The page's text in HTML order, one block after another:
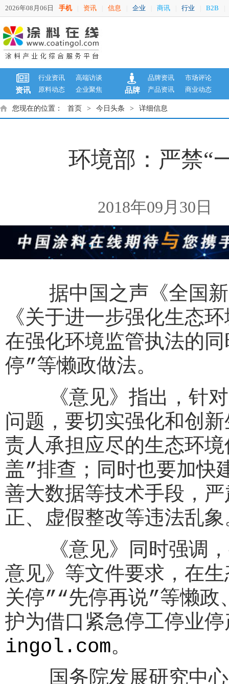
2026年08月06日 手机 资讯 信息 企业 商讯 行业 B2B
资讯
行业资讯
高端访谈
原料动态
企业聚焦 品牌
品牌资讯
市场评论
产品资讯
商业动态
您现在的位置： 首页 > 今日头条 > 详细信息
环境部：严禁“
2018年09月30
据中国之声《全国新
《关于进一步强化生态
在强化环境监管执法的
停”等懒政做法。
《意见》指出，针对
问题，要切实强化和创
责人承担应尽的生态环
盖”排查；同时也要加快
善大数据等技术手段，
正、虚假整改等违法乱象
《意见》同时强调，
意见》等文件要求，在
关停”“先停再说”等懒政
护为借口紧急停工停业
ingol.com。
国务院发展研究中心